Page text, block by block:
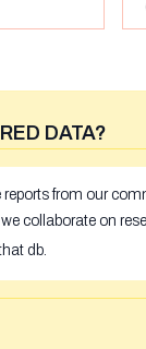
DATA?
reports from our
collaborate on
db.